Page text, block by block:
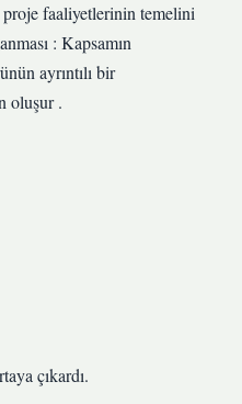
faaliyetlerinin temelini
: Kapsamın
ayrıntılı bir
oluşur .
çıkardı.